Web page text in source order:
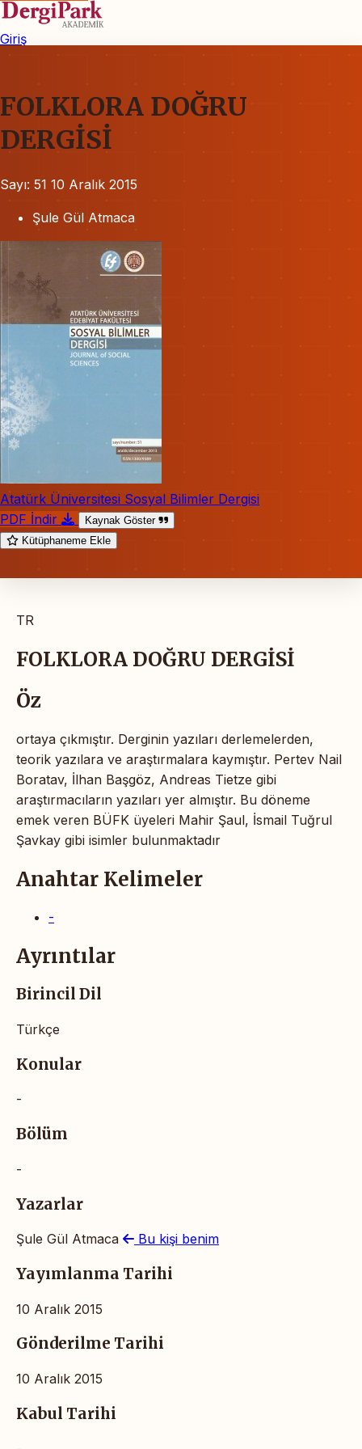
Giriş
FOLKLORA DOĞRU
DERGİSİ
Sayı: 51 10 Aralık 2015
Şule Gül Atmaca
Atatürk Üniversitesi Sosyal Bilimler Dergisi
PDF İndir
Kaynak Göster
Kütüphaneme Ekle
TR
FOLKLORA DOĞRU DERGİSİ
Öz
ortaya çıkmıştır. Derginin yazıları derlemelerden,
teorik yazılara ve araştırmalara kaymıştır. Pertev Nail
Boratav, İlhan Başgöz, Andreas Tietze gibi
araştırmacıların yazıları yer almıştır. Bu döneme
emek veren BÜFK üyeleri Mahir Şaul, İsmail Tuğrul
Şavkay gibi isimler bulunmaktadır
Anahtar Kelimeler
-
Ayrıntılar
Birincil Dil
Türkçe
Konular
-
Bölüm
-
Yazarlar
Şule Gül Atmaca Bu kişi benim
Yayımlanma Tarihi
10 Aralık 2015
Gönderilme Tarihi
10 Aralık 2015
Kabul Tarihi